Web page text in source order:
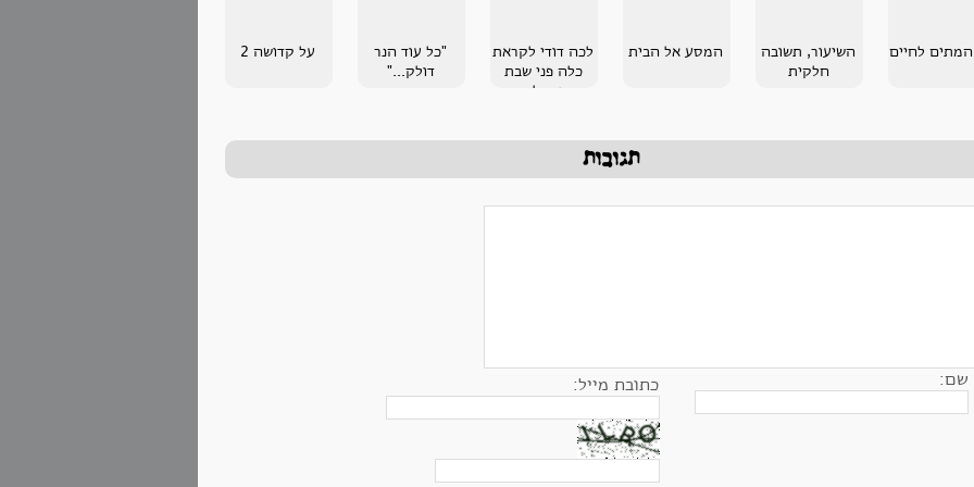
המתים לחיים
השיעור, תשובה
חלקית
המסע אל הבית
לכה דודי לקראת
כלה פני שבת
נקבלה
"כל עוד הנר
דולק..."
על קדושה 2
תגובות
שם: כתובת מייל: